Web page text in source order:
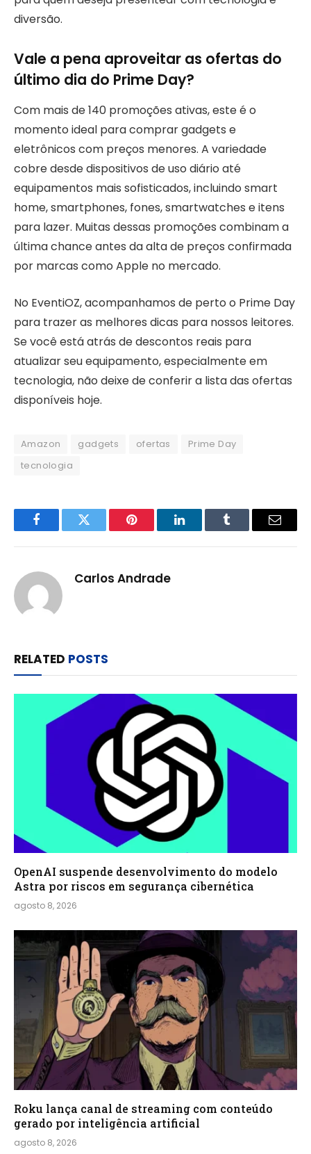
diversão.
Vale a pena aproveitar as ofertas do
último dia do Prime Day?
Com mais de 140 promoções ativas, este é o
momento ideal para comprar gadgets e
eletrônicos com preços menores. A variedade
cobre desde dispositivos de uso diário até
equipamentos mais sofisticados, incluindo smart
home, smartphones, fones, smartwatches e itens
para lazer. Muitas dessas promoções combinam a
última chance antes da alta de preços confirmada
por marcas como Apple no mercado.
No EventiOZ, acompanhamos de perto o Prime Day
para trazer as melhores dicas para nossos leitores.
Se você está atrás de descontos reais para
atualizar seu equipamento, especialmente em
tecnologia, não deixe de conferir a lista das ofertas
disponíveis hoje.
Amazon gadgets ofertas
Prime Day
tecnologia
FacebookTwitter Pinterest LinkedInTumblr Email
Carlos Andrade
RELATED POSTS
OpenAI suspende desenvolvimento do modelo
Astra por riscos em segurança cibernética
agosto 8, 2026
Roku lança canal de streaming com conteúdo
gerado por inteligência artificial
agosto 8, 2026